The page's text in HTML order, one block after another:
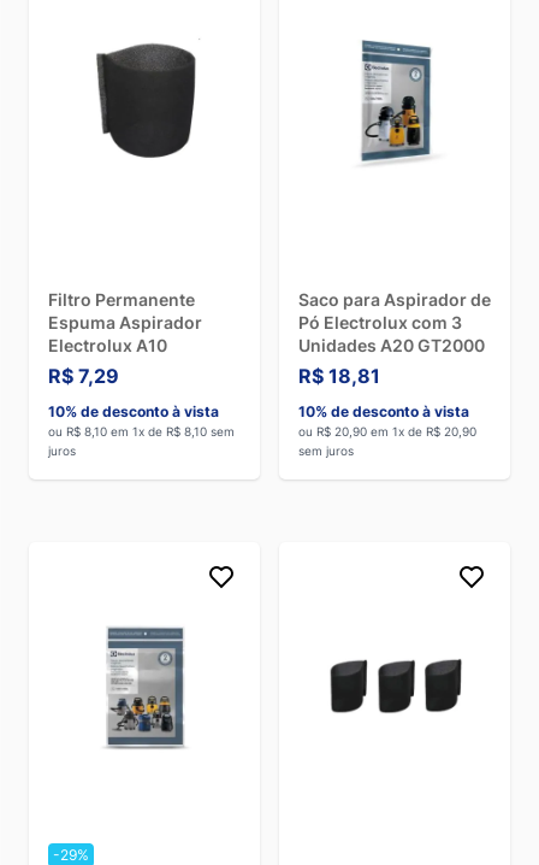
Filtro Permanente
Espuma Aspirador
Electrolux A10
R$ 7,29
10% de desconto à vista
ou R$ 8,10 em 1x de R$ 8,10 sem
juros
Saco para Aspirador de
Pó Electrolux com 3
Unidades A20 GT2000
R$ 18,81
10% de desconto à vista
ou R$ 20,90 em 1x de R$ 20,90
sem juros
-29%